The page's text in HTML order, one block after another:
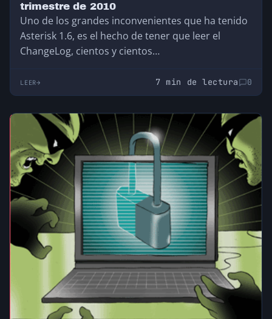
trimestre de 2010
Uno de los grandes inconvenientes que ha tenido
Asterisk 1.6, es el hecho de tener que leer el
ChangeLog, cientos y cientos…
LEER 7 min de lectura 0